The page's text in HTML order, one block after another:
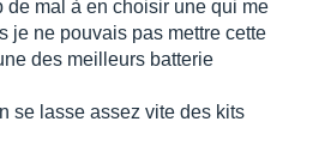
de mal à en choisir une qui me
je ne pouvais pas mettre cette
des meilleurs batterie
se lasse assez vite des kits